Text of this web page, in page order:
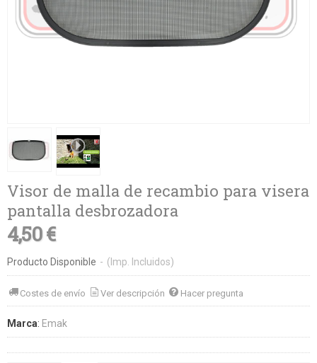
Visor de malla de recambio para visera
pantalla desbrozadora
4,50 €
Producto Disponible - (Imp. Incluidos)
Costes de envío Ver descripción Hacer pregunta
Marca: Emak